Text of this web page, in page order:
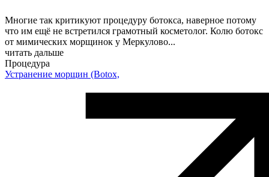
Многие так критикуют процедуру ботокса, наверное потому
что им ещё не встретился грамотный косметолог. Колю ботокс
от мимических морщинок у Меркулово...
читать дальше
Процедура
Устранение морщин (Botox,